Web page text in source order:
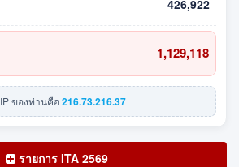
426,922
1,129,118
IP ของท่านคือ216.73.216.37
รายการ ITA 2569